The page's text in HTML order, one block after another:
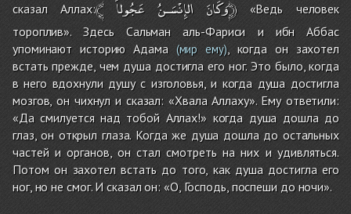
сказал Аллах:﴾ وَكَانَ الإِنْسَـنُ عَجُولاً﴿«Ведь человек
тороплив». Здесь Сальман аль-Фариси и ибн Аббас
упоминают историю Адама(мир ему), когда он захотел
встать прежде, чем душа достигла его ног. Это было, когда
в него вдохнули душу с изголовья, и когда душа достигла
мозгов, он чихнул и сказал: «Хвала Аллаху». Ему ответили:
«Да смилуется над тобой Аллах!» когда душа дошла до
глаз, он открыл глаза. Когда же душа дошла до остальных
частей и органов, он стал смотреть на них и удивляться.
Потом он захотел встать до того, как душа достигла его
ног, но не смог. И сказал он: «О, Господь, поспеши до ночи».